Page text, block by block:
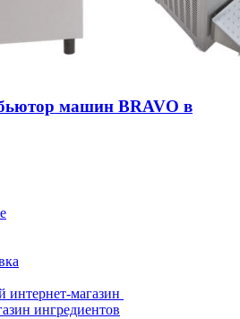
машин BRAVO в
интернет-магазин
ингредиентов